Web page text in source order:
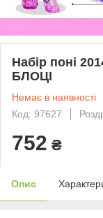
Набір поні
БЛОЦІ
Немає в наявності
Код: 97627
752 ₴
Опис